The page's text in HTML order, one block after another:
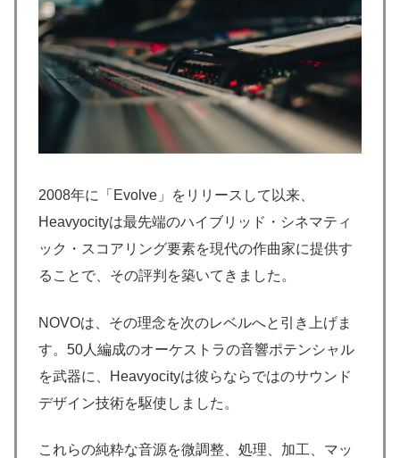
2008年に「Evolve」をリリースして以来、
Heavyocityは最先端のハイブリッド・シネマティ
ック・スコアリング要素を現代の作曲家に提供す
ることで、その評判を築いてきました。
NOVOは、その理念を次のレベルへと引き上げま
す。50人編成のオーケストラの音響ポテンシャル
を武器に、Heavyocityは彼らならではのサウンド
デザイン技術を駆使しました。
これらの純粋な音源を微調整、処理、加工、マッ